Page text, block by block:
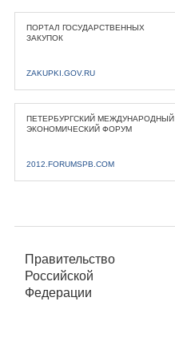
ПОРТАЛ ГОСУДАРСТВЕННЫХ
ЗАКУПОК
ZAKUPKI.GOV.RU
ПЕТЕРБУРГСКИЙ МЕЖДУНАРОДНЫЙ
ЭКОНОМИЧЕСКИЙ ФОРУМ
2012.FORUMSPB.COM
Правительство
Российской
Федерации